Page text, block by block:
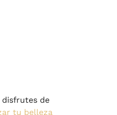
disfrutes de
tu belleza